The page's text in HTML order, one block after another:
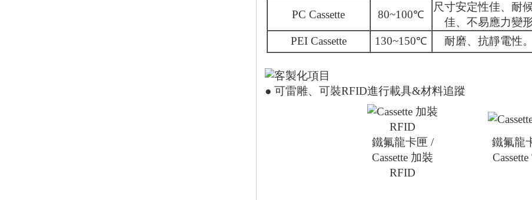
PC Cassette
80~100℃
尺寸安定性佳、耐
佳、不易應力變
PEI Cassette
130~150℃ 耐磨、抗靜電性。
● 可雷雕、可裝RFID進行載具&材料追蹤
鐵氟龍卡匣 /
Cassette 加裝
RFID
鐵氟龍